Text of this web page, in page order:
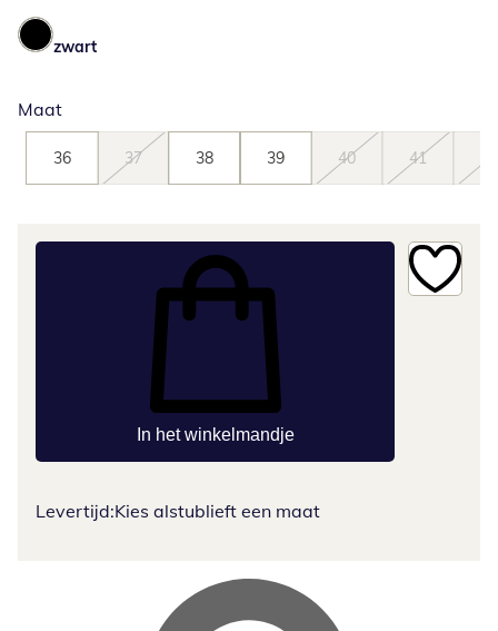
zwart
Maat
36 37 38 39 40 41
In het winkelmandje
Levertijd:Kies alstublieft een maat